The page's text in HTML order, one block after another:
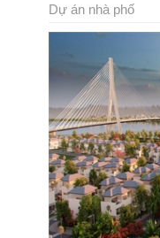
Dự án nhà phố